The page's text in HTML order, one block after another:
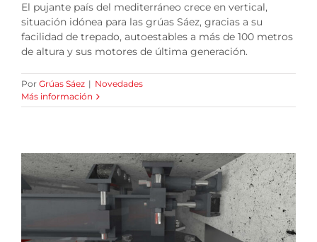
El pujante país del mediterráneo crece en vertical,
situación idónea para las grúas Sáez, gracias a su
facilidad de trepado, autoestables a más de 100 metros
de altura y sus motores de última generación.
Por Grúas Sáez | Novedades
Más información